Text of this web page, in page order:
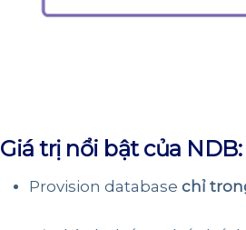
Giá trị nổi bật của NDB:
Provision database chỉ